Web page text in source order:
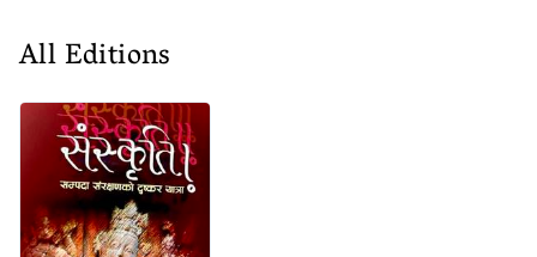
All Editions